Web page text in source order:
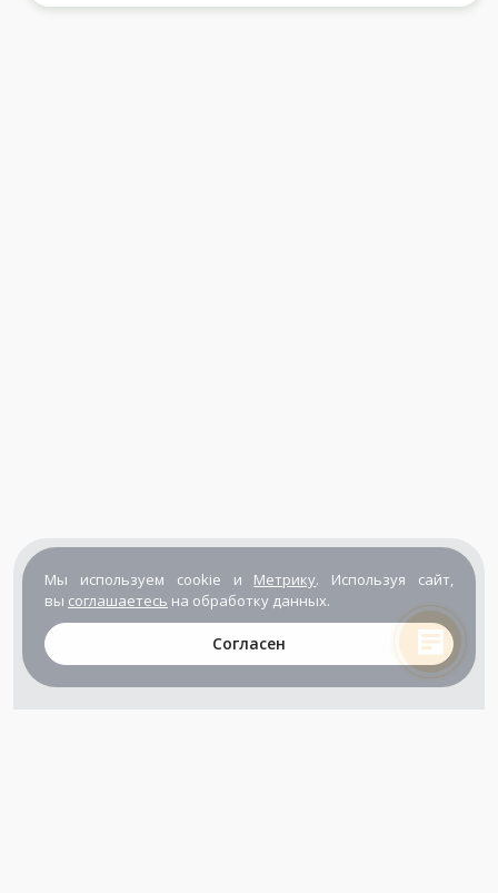
Мы используем cookie и Метрику. Используя сайт,
вы соглашаетесь на обработку данных.
Согласен